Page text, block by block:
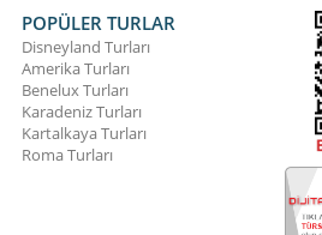
POPÜLER TURLAR
Disneyland Turları
Amerika Turları
Benelux Turları
Karadeniz Turları
Kartalkaya Turları
Roma Turları